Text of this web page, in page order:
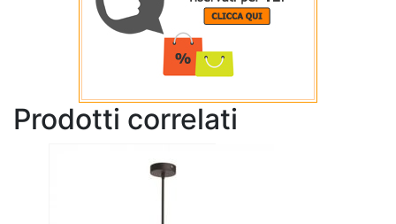
Prodotti correlati